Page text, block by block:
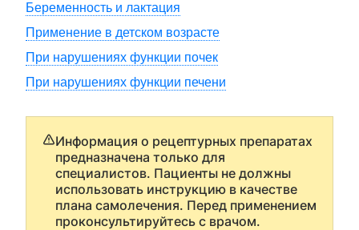
Беременность и лактация
Применение в детском возрасте
При нарушениях функции почек
При нарушениях функции печени
Информация о рецептурных препаратах
предназначена только для
специалистов. Пациенты не должны
использовать инструкцию в качестве
плана самолечения. Перед применением
проконсультируйтесь с врачом.